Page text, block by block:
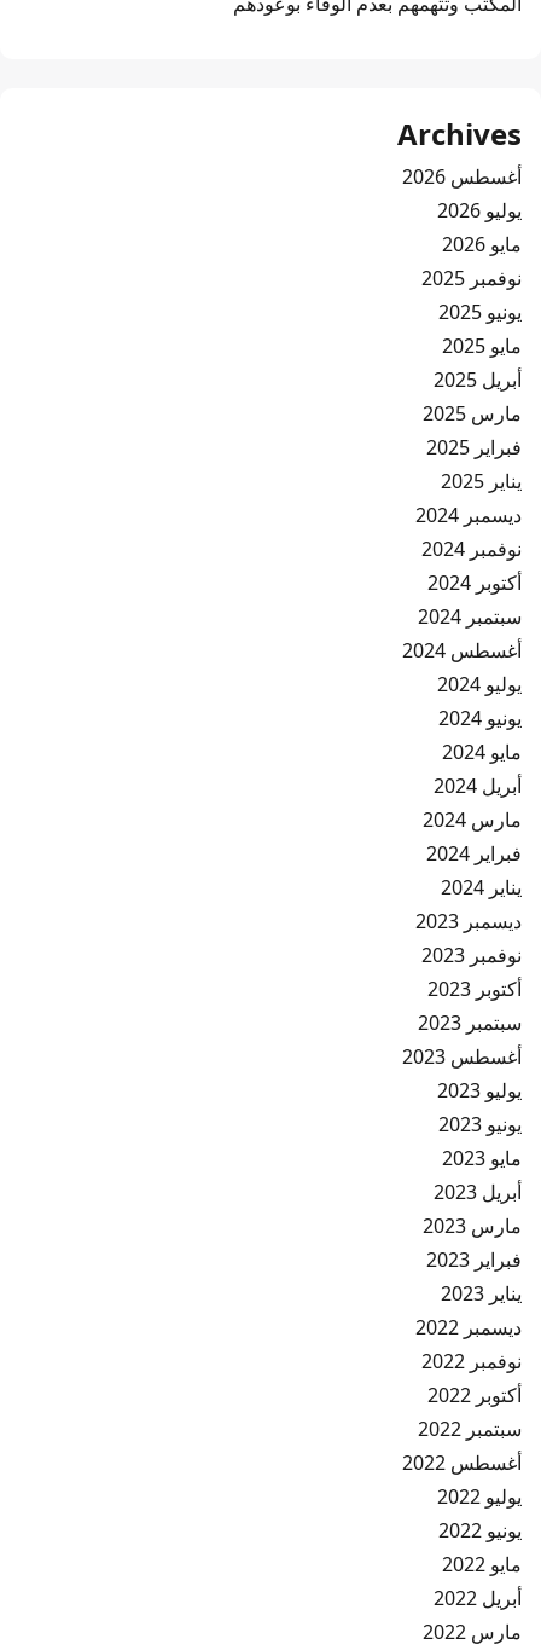
Archives
أغسطس 2026
يوليو 2026
مايو 2026
نوفمبر 2025
يونيو 2025
مايو 2025
أبريل 2025
مارس 2025
فبراير 2025
يناير 2025
ديسمبر 2024
نوفمبر 2024
أكتوبر 2024
سبتمبر 2024
أغسطس 2024
يوليو 2024
يونيو 2024
مايو 2024
أبريل 2024
مارس 2024
فبراير 2024
يناير 2024
ديسمبر 2023
نوفمبر 2023
أكتوبر 2023
سبتمبر 2023
أغسطس 2023
يوليو 2023
يونيو 2023
مايو 2023
أبريل 2023
مارس 2023
فبراير 2023
يناير 2023
ديسمبر 2022
نوفمبر 2022
أكتوبر 2022
سبتمبر 2022
أغسطس 2022
يوليو 2022
يونيو 2022
مايو 2022
أبريل 2022
مارس 2022